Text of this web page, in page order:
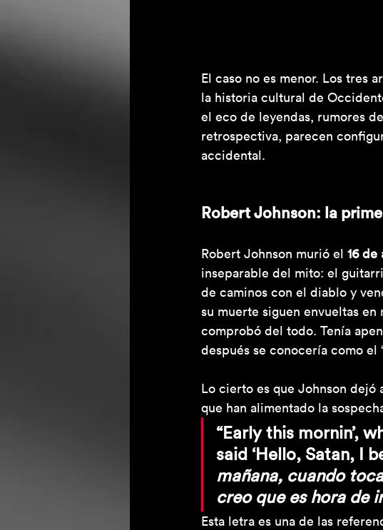
El caso no es menor. Los tres
la historia cultural de
el eco de leyendas, rumores
retrospectiva, parecen
accidental.
Robert Johnson: la
Robert Johnson murió el 16 de
inseparable del mito: el
de caminos con el diablo y
su muerte siguen envueltas
comprobó del todo. Tenía
después se conocería como el
Lo cierto es que Johnson dejó
que han alimentado la
“Early this mornin’,
said ‘Hello, Satan, I
mañana, cuando
creo que es hora de
Esta letra es una de las